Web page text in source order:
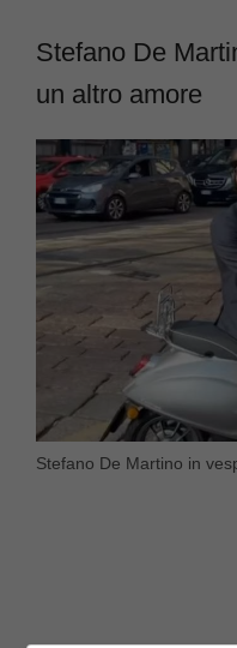
Stefano De
un altro amore
Stefano De Martino in